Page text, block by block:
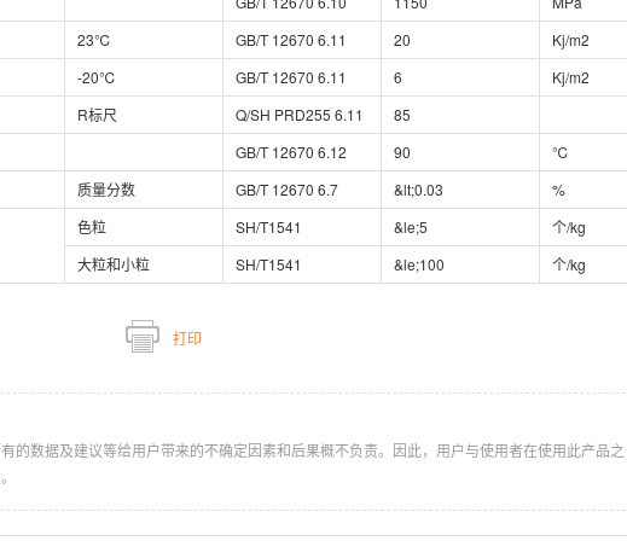
23℃ GB/T 12670 6.11 20
Kj/m2
-20℃ GB/T 12670 6.11 6
Kj/m2
R标尺 Q/SH PRD255 6.11 85
GB/T 12670 6.12 90 ℃
质量分数 GB/T 12670 6.7 &lt;0.03 %
色粒 SH/T1541 &le;5
个/kg
大粒和小粒
SH/T1541 &le;100 个/kg
打印
的数据及建议等给用户带来的不确定因素和后果概不负责。因此，用户与使用者在使用此产品之